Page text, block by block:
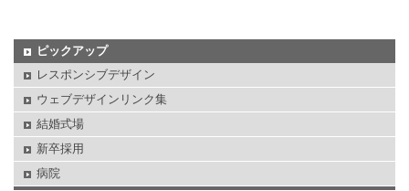
ピックアップ
レスポンシブデザイン
ウェブデザインリンク集
結婚式場
新卒採用
病院